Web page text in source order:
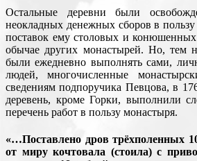
Остальные деревни были
неокладных денежных сборов в
поставок ему столовых и
обычае других монастырей. Но, тем
были ежедневно выполнять сами,
людей, многочисленные
сведениям подпоручика Певцова, в
деревень, кроме Горки, выполнили
перечень работ в пользу монастыря.
«…Поставлено дров трёхполенных
от миру кочтовала (стоила) с